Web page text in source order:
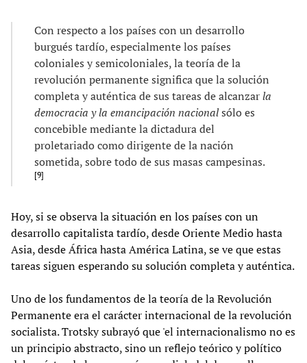
Con respecto a los países con un desarrollo
burgués tardío, especialmente los países
coloniales y semicoloniales, la teoría de la
revolución permanente significa que la solución
completa y auténtica de sus tareas de alcanzarla
democracia y la emancipación nacionalsólo es
concebible mediante la dictadura del
proletariado como dirigente de la nación
sometida, sobre todo de sus masas campesinas.
[9]
Hoy, si se observa la situación en los países con un
desarrollo capitalista tardío, desde Oriente Medio hasta
Asia, desde África hasta América Latina, se ve que estas
tareas siguen esperando su solución completa y auténtica.
Uno de los fundamentos de la teoría de la Revolución
Permanente era el carácter internacional de la revolución
socialista. Trotsky subrayó que 'el internacionalismo no es
un principio abstracto, sino un reflejo teórico y político